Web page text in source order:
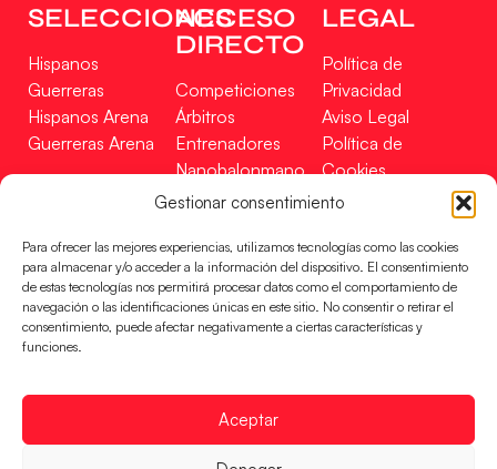
Gestionar consentimiento
Para ofrecer las mejores experiencias, utilizamos tecnologías como las cookies
para almacenar y/o acceder a la información del dispositivo. El consentimiento
de estas tecnologías nos permitirá procesar datos como el comportamiento de
navegación o las identificaciones únicas en este sitio. No consentir o retirar el
consentimiento, puede afectar negativamente a ciertas características y
funciones.
Aceptar
SELECCIONES
Hispanos
Guerreras
Hispanos Arena
Guerreras Arena
ACCESO
DIRECTO
Competiciones
Árbitros
Entrenadores
Nanobalonmano
Tienda
LEGAL
Política de
Privacidad
Aviso Legal
Política de
Cookies
Mapa Web
Incidencias
CONTACTO
EN
FINANCIADO
RFEBM © 2024. Todos los derechos reservados –